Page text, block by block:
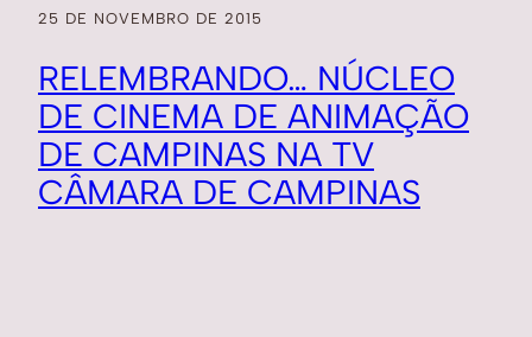
25 DE NOVEMBRO DE 2015
RELEMBRANDO… NÚCLEO
DE CINEMA DE ANIMAÇÃO
DE CAMPINAS NA TV
CÂMARA DE CAMPINAS